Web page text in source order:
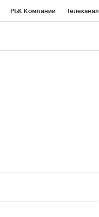
РБК Компании Телеканал